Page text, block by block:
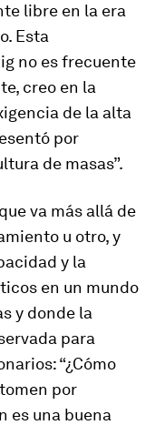
libre en la era
Esta
no es frecuente
creo en la
de la alta
por
de masas”.
va más allá de
u otro, y
y la
en un mundo
y donde la
para
“¿Cómo
por
es una buena